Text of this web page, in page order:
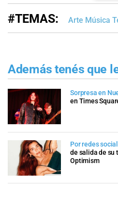
#TEMAS: Arte Música
Además tenés que
Sorpresa en
en Times
Por redes
de salida de su
Optimism